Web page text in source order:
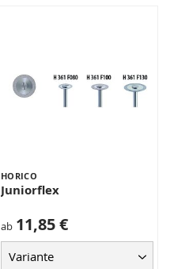
HORICO
Juniorflex
ab 11,85 €